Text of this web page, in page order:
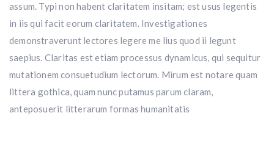
assum. Typi non habent claritatem insitam; est usus legentis
in iis qui facit eorum claritatem. Investigationes
demonstraverunt lectores legere me lius quod ii legunt
saepius. Claritas est etiam processus dynamicus, qui sequitur
mutationem consuetudium lectorum. Mirum est notare quam
littera gothica, quam nunc putamus parum claram,
anteposuerit litterarum formas humanitatis